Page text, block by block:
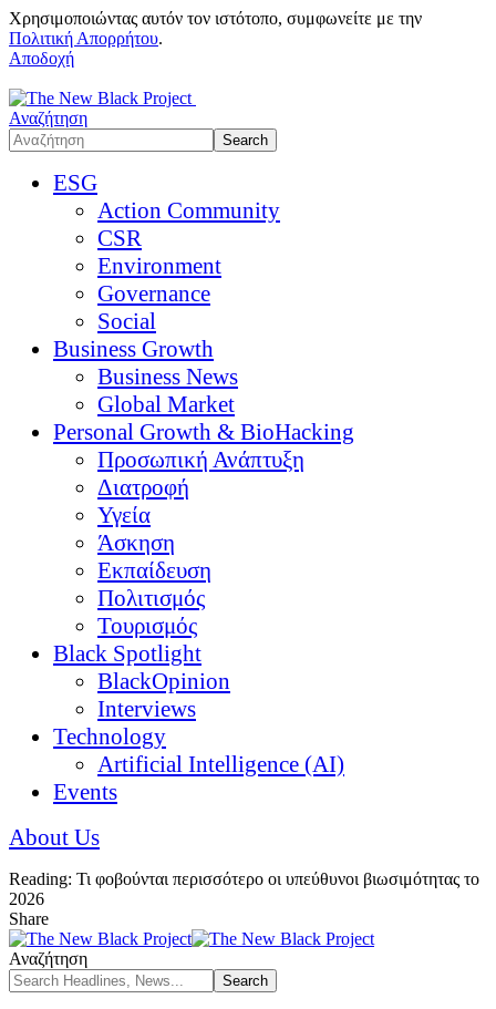
Χρησιμοποιώντας αυτόν τον ιστότοπο, συμφωνείτε με την
Πολιτική Απορρήτου.
Αποδοχή
Αναζήτηση
ESG
Action Community
CSR
Environment
Governance
Social
Business Growth
Business News
Global Market
Personal Growth & BioHacking
Προσωπική Ανάπτυξη
Διατροφή
Υγεία
Άσκηση
Εκπαίδευση
Πολιτισμός
Τουρισμός
Black Spotlight
BlackOpinion
Interviews
Technology
Artificial Intelligence (AI)
Events
About Us
Reading: Τι φοβούνται περισσότερο οι υπεύθυνοι βιωσιμότητας το
2026
Share
Αναζήτηση